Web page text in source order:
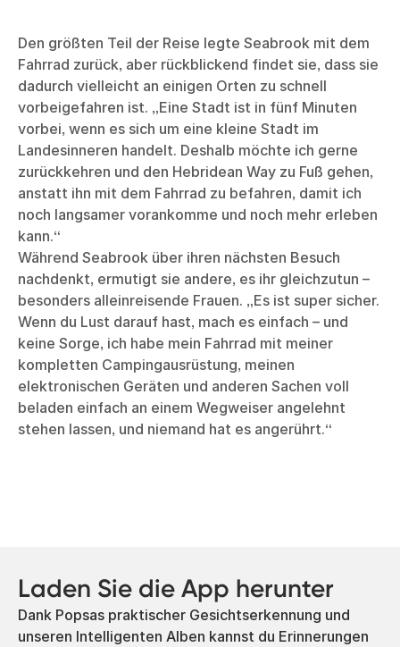
Den größten Teil der Reise legte Seabrook mit dem
Fahrrad zurück, aber rückblickend findet sie, dass sie
dadurch vielleicht an einigen Orten zu schnell
vorbeigefahren ist. „Eine Stadt ist in fünf Minuten
vorbei, wenn es sich um eine kleine Stadt im
Landesinneren handelt. Deshalb möchte ich gerne
zurückkehren und den Hebridean Way zu Fuß gehen,
anstatt ihn mit dem Fahrrad zu befahren, damit ich
noch langsamer vorankomme und noch mehr erleben
kann.“
Während Seabrook über ihren nächsten Besuch
nachdenkt, ermutigt sie andere, es ihr gleichzutun –
besonders alleinreisende Frauen. „Es ist super sicher.
Wenn du Lust darauf hast, mach es einfach – und
keine Sorge, ich habe mein Fahrrad mit meiner
kompletten Campingausrüstung, meinen
elektronischen Geräten und anderen Sachen voll
beladen einfach an einem Wegweiser angelehnt
stehen lassen, und niemand hat es angerührt.“
Laden Sie die App herunter
Dank Popsas praktischer Gesichtserkennung und
unseren Intelligenten Alben kannst du Erinnerungen